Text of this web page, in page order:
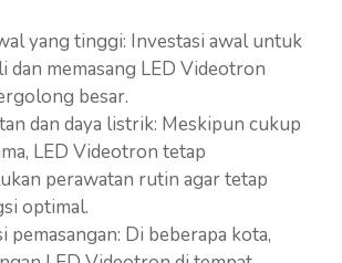
yang tinggi: Investasi awal untuk
dan memasang LED Videotron
besar.
dan daya listrik: Meskipun cukup
LED Videotron tetap
perawatan rutin agar tetap
optimal.
pemasangan: Di beberapa kota,